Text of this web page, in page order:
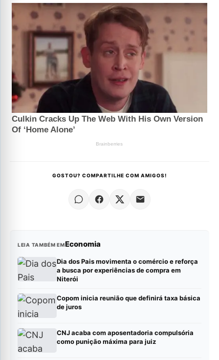
GOSTOU? COMPARTILHE COM AMIGOS!
LEIA TAMBÉM EMEconomia
Dia dos Pais movimenta o comércio e reforça
a busca por experiências de compra em
Niterói
Copom inicia reunião que definirá taxa básica
de juros
CNJ acaba com aposentadoria compulsória
como punição máxima para juiz